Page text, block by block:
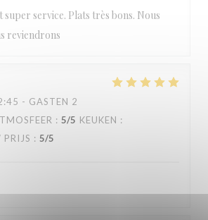
super service. Plats très bons. Nous
reviendrons
- GASTEN 2
: 5/5 KEUKEN :
: 5/5